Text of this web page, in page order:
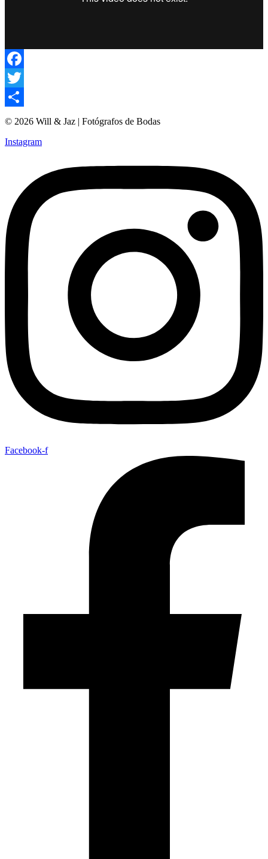
Facebook
Twitter
Compartir
© 2026 Will & Jaz | Fotógrafos de Bodas
Instagram
Facebook-f